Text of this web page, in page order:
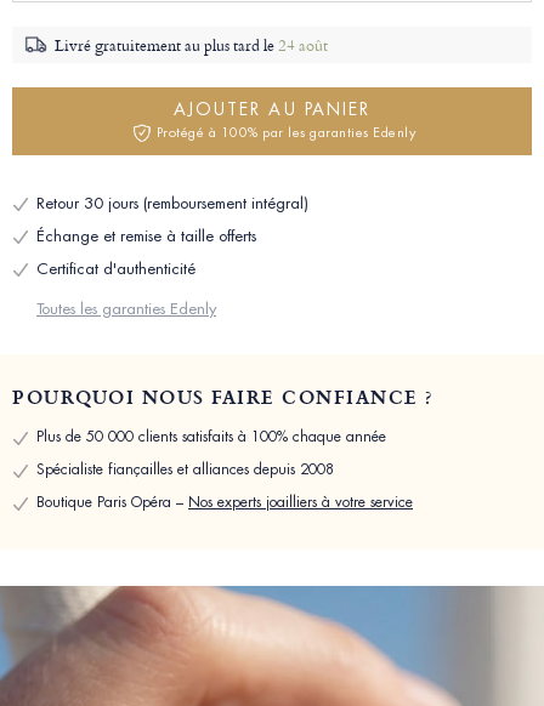
Livré gratuitement au plus tard le24 août
AJOUTER AU PANIER
Protégé à 100% par les garanties Edenly
Retour 30 jours (remboursement intégral)
Échange et remise à taille offerts
Certificat d'authenticité
Toutes les garanties Edenly
POURQUOI NOUS FAIRE CONFIANCE ?
Plus de 50 000 clients satisfaits à 100% chaque année
Spécialiste fiançailles et alliances depuis 2008
Boutique Paris Opéra – Nos experts joailliers à votre service